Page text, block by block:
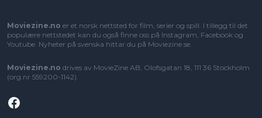
Moviezine.no er et norsk nettsted for film, serier og spill. I tillegg til det
populære nettstedet kan du også finne oss på Instagram, Facebook og
Youtube. Nyheter på svenska hittar du på Moviezine.se
Moviezine.no drives av MovieZine AB, Olofsgatan 18, 111 36 Stockholm
(org.nr 559200-1142).
Facebook